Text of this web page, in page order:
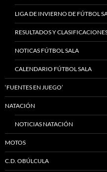
LIGA DE INVIERNO DE FÚTBOL
RESULTADOS Y
NOTICAS FÚTBOL SALA
CALENDARIO FÚTBOL SALA
‘FUENTES EN JUEGO’
NATACIÓN
NOTICIAS NATACIÓN
MOTOS
C.D. OBÚLCULA